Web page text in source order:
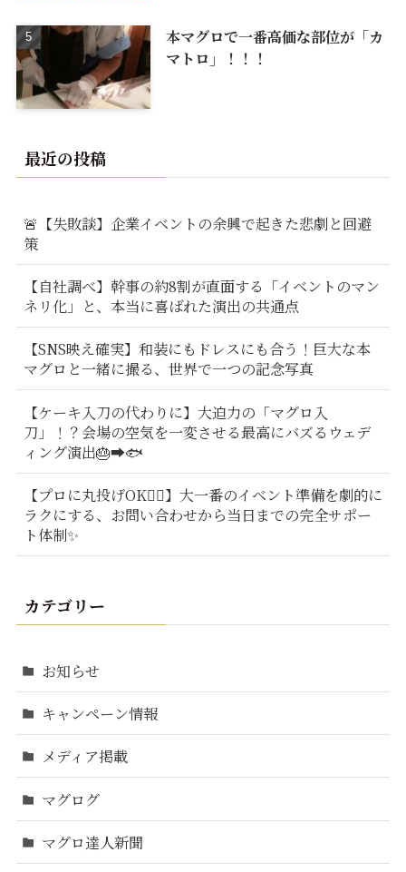
本マグロで一番高価な部位が「カ
マトロ」！！！
最近の投稿
🚨【失敗談】企業イベントの余興で起きた悲劇と回避
策
【自社調べ】幹事の約8割が直面する「イベントのマン
ネリ化」と、本当に喜ばれた演出の共通点
【SNS映え確実】和装にもドレスにも合う！巨大な本
マグロと一緒に撮る、世界で一つの記念写真
【ケーキ入刀の代わりに】大迫力の「マグロ入
刀」！？会場の空気を一変させる最高にバズるウェデ
ィング演出🎂➡️🐟
【プロに丸投げOK🙆‍♂️】大一番のイベント準備を劇的に
ラクにする、お問い合わせから当日までの完全サポー
ト体制✨
カテゴリー
お知らせ
キャンペーン情報
メディア掲載
マグログ
マグロ達人新聞